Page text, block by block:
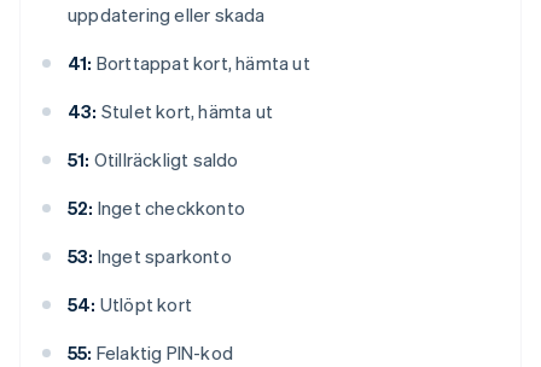
uppdatering eller skada
41: Borttappat kort, hämta ut
43: Stulet kort, hämta ut
51: Otillräckligt saldo
52: Inget checkkonto
53: Inget sparkonto
54: Utlöpt kort
55: Felaktig PIN-kod